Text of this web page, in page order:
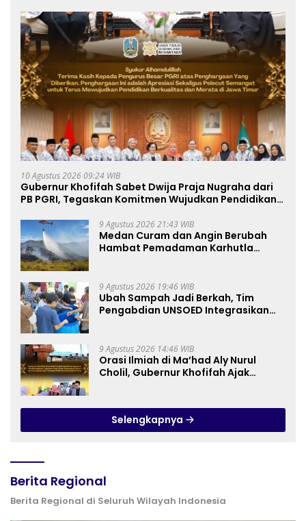
10 Agustus 2026 09:24 WIB
Gubernur Khofifah Sabet Dwija Praja Nugraha dari
PB PGRI, Tegaskan Komitmen Wujudkan Pendidikan
9 Agustus 2026 21:43 WIB
Medan Curam dan Angin Berubah
Hambat Pemadaman Karhutla
9 Agustus 2026 19:46 WIB
Ubah Sampah Jadi Berkah, Tim
Pengabdian UNSOED Integrasikan
Purwokerto
9 Agustus 2026 14:46 WIB
Orasi Ilmiah di Ma’had Aly Nurul
Cholil, Gubernur Khofifah Ajak
Selengkapnya
Berita Regional
Berita Regional di Seluruh Wilayah Indonesia